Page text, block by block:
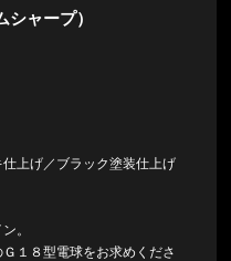
ャープ）
上げ／ブラック塗装仕上げ
。
１８型電球をお求めくださ